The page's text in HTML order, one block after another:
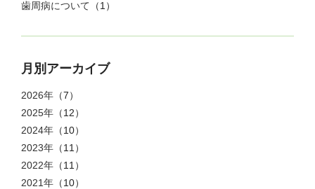
歯周病について （1）
月別アーカイブ
2026年 （7）
2025年 （12）
2024年 （10）
2023年 （11）
2022年 （11）
2021年 （10）